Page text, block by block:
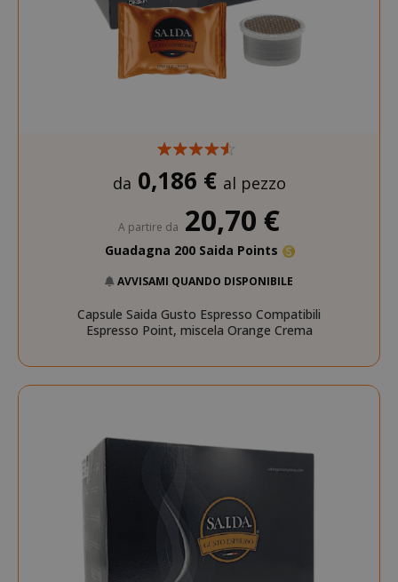
da 0,186 € al pezzo
A partire da 20,70 €
Guadagna 200 Saida Points
AVVISAMI QUANDO DISPONIBILE
Capsule Saida Gusto Espresso Compatibili
Espresso Point, miscela Orange Crema